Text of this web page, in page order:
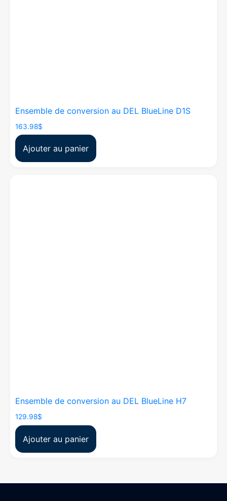
Ensemble de conversion au DEL BlueLine D1S
163.98$
Ajouter au panier
Ensemble de conversion au DEL BlueLine H7
129.98$
Ajouter au panier